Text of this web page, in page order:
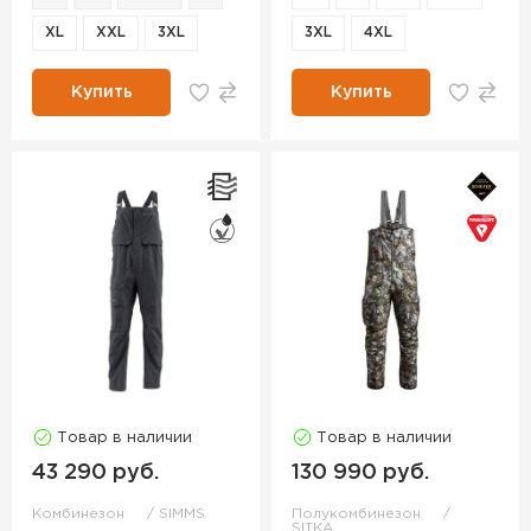
XL XXL 3XL
Купить
3XL 4XL
Купить
Товар в наличии
43 290 руб.
Комбинезон SIMMS
Товар в наличии
130 990 руб.
Полукомбинезон
SITKA